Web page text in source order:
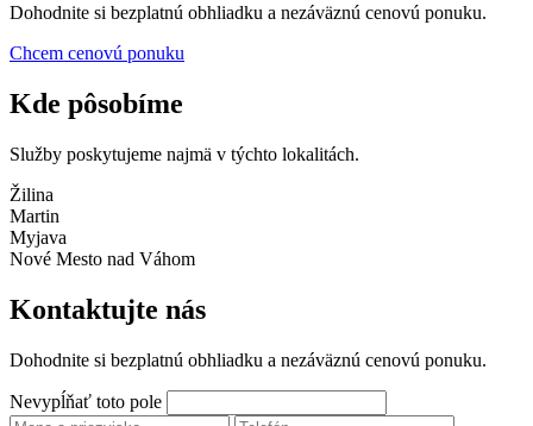
Dohodnite si bezplatnú obhliadku a nezáväznú cenovú ponuku.
Chcem cenovú ponuku
Kde pôsobíme
Služby poskytujeme najmä v týchto lokalitách.
Žilina
Martin
Myjava
Nové Mesto nad Váhom
Kontaktujte nás
Dohodnite si bezplatnú obhliadku a nezáväznú cenovú ponuku.
Nevypĺňať toto pole